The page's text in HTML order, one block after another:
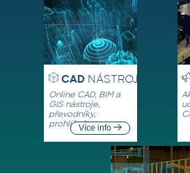
CADNÁSTROJE
Online CAD, BIM a
GIS nástroje,
převodníky,
prohlížečeVíce info